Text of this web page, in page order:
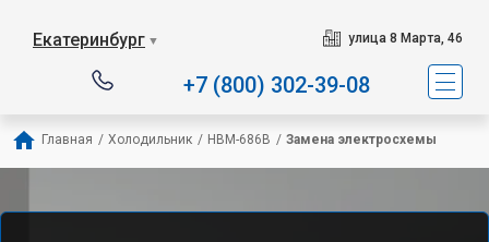
Екатеринбург ▼ улица 8 Марта, 46
+7 (800) 302-39-08
Главная / Холодильник / HBM-686B / Замена электросхемы